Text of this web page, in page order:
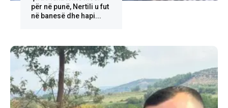
për në punë, Nertili u fut
në banesë dhe hapi...